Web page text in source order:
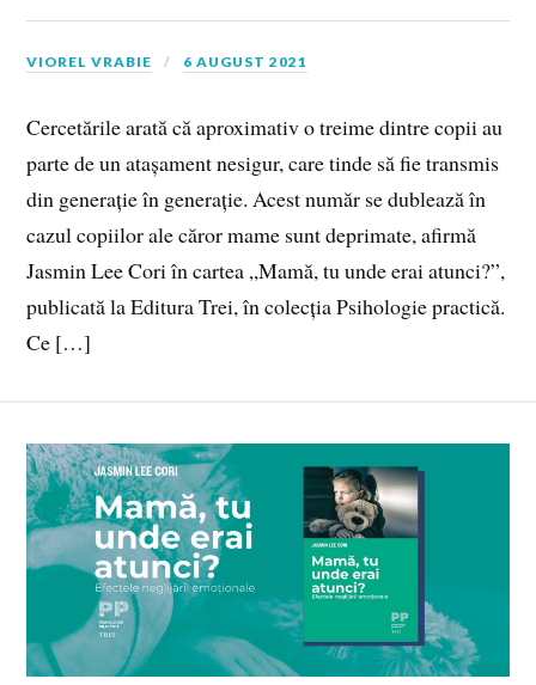
VIOREL VRABIE 6 AUGUST 2021
Cercetările arată că aproximativ o treime dintre copii au
parte de un atașament nesigur, care tinde să fie transmis
din generație în generație. Acest număr se dublează în
cazul copiilor ale căror mame sunt deprimate, afirmă
Jasmin Lee Cori în cartea „Mamă, tu unde erai atunci?”,
publicată la Editura Trei, în colecția Psihologie practică.
Ce […]